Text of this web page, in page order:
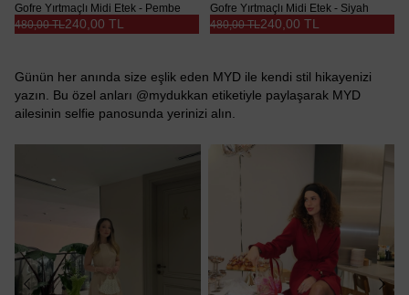
Gofre Yırtmaçlı Midi Etek - Pembe
240,00 TL
480,00 TL
Gofre Yırtmaçlı Midi Etek - Siyah
240,00 TL
480,00 TL
Günün her anında size eşlik eden MYD ile kendi stil hikayenizi
yazın. Bu özel anları @mydukkan etiketiyle paylaşarak MYD
ailesinin selfie panosunda yerinizi alın.